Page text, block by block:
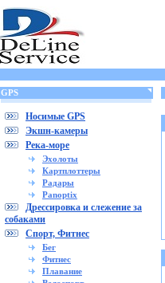
GPS
Носимые GPS
Экшн-камеры
Река-море
Эхолоты
Картплоттеры
Радары
Panoptix
Дрессировка и слежение за
собаками
Спорт, Фитнес
Бег
Фитнес
Плавание